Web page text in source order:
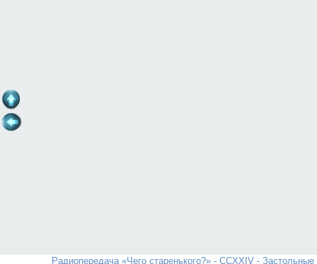
Радиопередача «Чего старенького?» - CCXXIV -